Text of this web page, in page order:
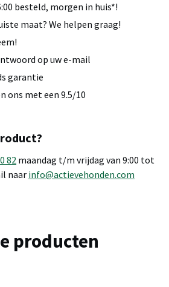
besteld, morgen in huis*!
maat? We helpen graag!
op uw e-mail
garantie
ons met een 9.5/10
82 maandag t/m vrijdag van 9:00 tot
naar info@actievehonden.com
producten